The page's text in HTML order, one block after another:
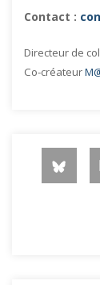
Contact :
Directeur de
Co-créateur